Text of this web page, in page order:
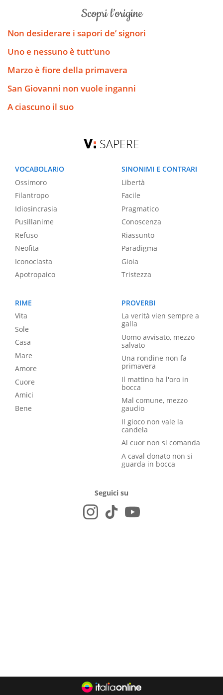
scopri l’origine
Non desiderare i sapori de’ signori
Uno e nessuno è tutt’uno
Marzo è fiore della primavera
San Giovanni non vuole inganni
A ciascuno il suo
SAPERE
VOCABOLARIO
Ossimoro
Filantropo
Idiosincrasia
Pusillanime
Refuso
Neofita
Iconoclasta
Apotropaico
SINONIMI E CONTRARI
Libertà
Facile
Pragmatico
Conoscenza
Riassunto
Paradigma
Gioia
Tristezza
RIME
Vita
Sole
Casa
Mare
Amore
Cuore
Amici
Bene
PROVERBI
La verità vien sempre a
galla
Uomo avvisato, mezzo
salvato
Una rondine non fa
primavera
Il mattino ha l'oro in
bocca
Mal comune, mezzo
gaudio
Il gioco non vale la
candela
Al cuor non si comanda
A caval donato non si
guarda in bocca
Seguici su